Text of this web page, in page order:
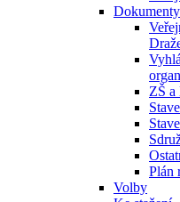
ZŠ a
Plán
Volby